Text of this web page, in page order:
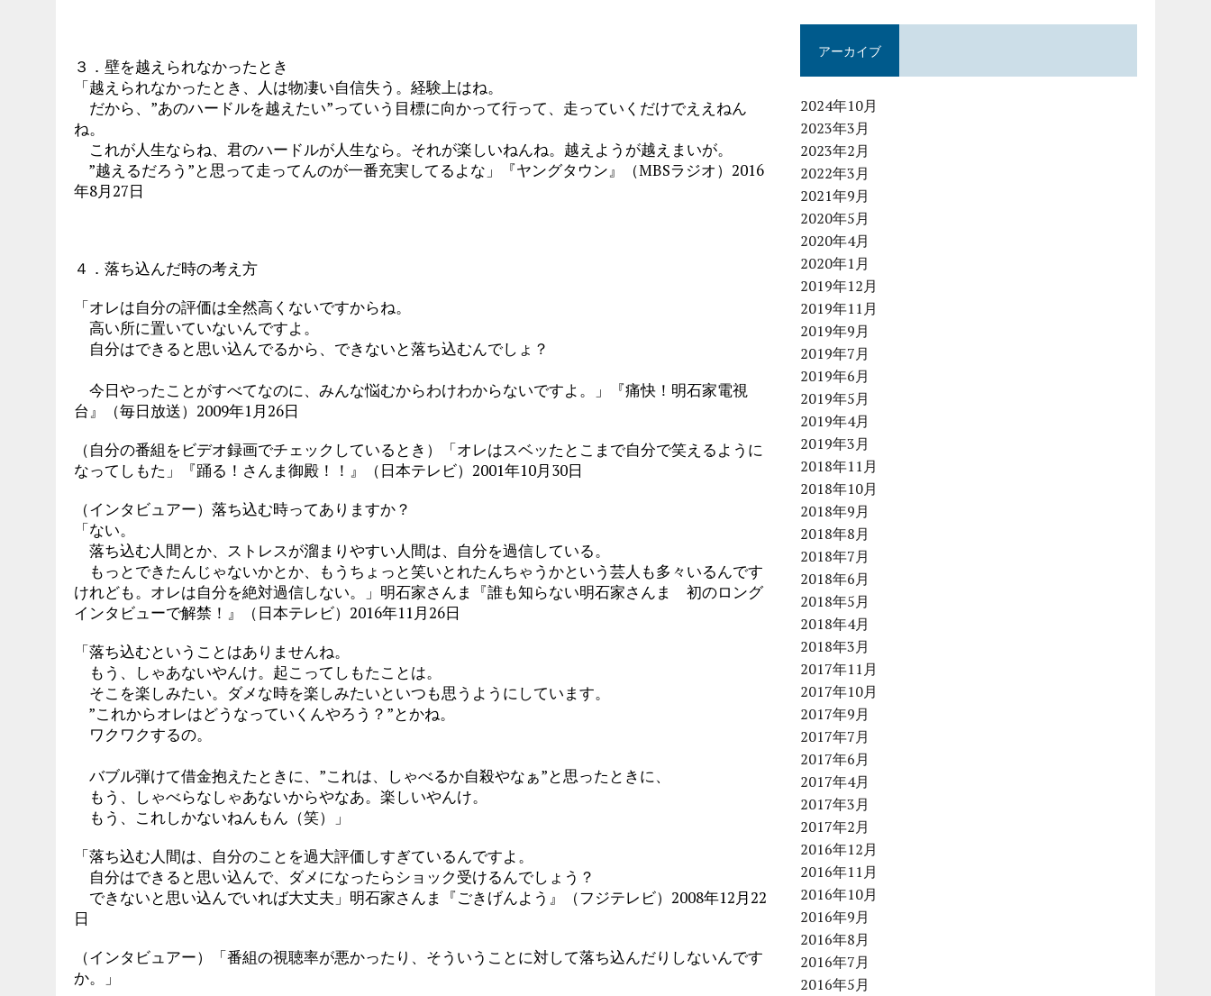
３．壁を越えられなかったとき
「越えられなかったとき、人は物凄い自信失う。経験上はね。
だから、”あのハードルを越えたい”っていう目標に向かって行って、走っていくだけでええねん
ね。
これが人生ならね、君のハードルが人生なら。それが楽しいねんね。越えようが越えまいが。
”越えるだろう”と思って走ってんのが一番充実してるよな」『ヤングタウン』（MBSラジオ）2016
年8月27日
４．落ち込んだ時の考え方
「オレは自分の評価は全然高くないですからね。
高い所に置いていないんですよ。
自分はできると思い込んでるから、できないと落ち込むんでしょ？
今日やったことがすべてなのに、みんな悩むからわけわからないですよ。」『痛快！明石家電視
台』（毎日放送）2009年1月26日
（自分の番組をビデオ録画でチェックしているとき）「オレはスベッたとこまで自分で笑えるように
なってしもた」『踊る！さんま御殿！！』（日本テレビ）2001年10月30日
（インタビュアー）落ち込む時ってありますか？
「ない。
落ち込む人間とか、ストレスが溜まりやすい人間は、自分を過信している。
もっとできたんじゃないかとか、もうちょっと笑いとれたんちゃうかという芸人も多々いるんです
けれども。オレは自分を絶対過信しない。」明石家さんま『誰も知らない明石家さんま 初のロング
インタビューで解禁！』（日本テレビ）2016年11月26日
「落ち込むということはありませんね。
もう、しゃあないやんけ。起こってしもたことは。
そこを楽しみたい。ダメな時を楽しみたいといつも思うようにしています。
”これからオレはどうなっていくんやろう？”とかね。
ワクワクするの。
バブル弾けて借金抱えたときに、”これは、しゃべるか自殺やなぁ”と思ったときに、
もう、しゃべらなしゃあないからやなあ。楽しいやんけ。
もう、これしかないねんもん（笑）」
「落ち込む人間は、自分のことを過大評価しすぎているんですよ。
自分はできると思い込んで、ダメになったらショック受けるんでしょう？
できないと思い込んでいれば大丈夫」明石家さんま『ごきげんよう』（フジテレビ）2008年12月22
日
（インタビュアー）「番組の視聴率が悪かったり、そういうことに対して落ち込んだりしないんです
か。」
アーカイブ
2024年10月
2023年3月
2023年2月
2022年3月
2021年9月
2020年5月
2020年4月
2020年1月
2019年12月
2019年11月
2019年9月
2019年7月
2019年6月
2019年5月
2019年4月
2019年3月
2018年11月
2018年10月
2018年9月
2018年8月
2018年7月
2018年6月
2018年5月
2018年4月
2018年3月
2017年11月
2017年10月
2017年9月
2017年7月
2017年6月
2017年4月
2017年3月
2017年2月
2016年12月
2016年11月
2016年10月
2016年9月
2016年8月
2016年7月
2016年5月